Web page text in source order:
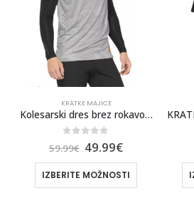
KRATKE MAJICE
Kolesarski dres brez rokavov 100% R-Core Concept
out of 5
59.99€ 49.99€
IZBERITE MOŽNOSTI